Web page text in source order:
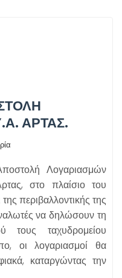
ΆΡΤΑΣ.
Λογαριασμών
στο πλαίσιο του
περιβαλλοντικής της
να δηλώσουν τη
τους ταχυδρομείου
οι λογαριασμοί θα
καταργώντας την